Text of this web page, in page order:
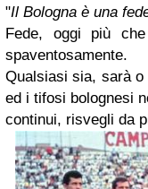
"Il Bologna è una
Fede, oggi più
spaventosamente.
Qualsiasi sia, sarà
ed i tifosi bolognesi
continui, risvegli da